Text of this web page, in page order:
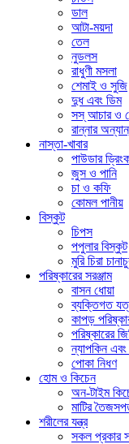
ডাল
আটা-ময়দা
তেল
নুডলস
রাধুণী মসলা
শেমাই ও সুজি
দুধ এবং ডিম
সস্ আচার ও
রান্নার
নাস্তা-খাবার
পাউডার
জুস ও পানি
চা ও কফি
কোমল পানীয়
বিস্কুট
চিপস
পপুলার বিস্কুট
মুরি চিরা
পরিষ্কারের সরঞ্জাম
বাসন ধোয়া
ব্যক্তিগত
কাপড়
পরিষ্কারের
ন্যাপকিন এবং
পোকা নিধণ
হোম ও কিচেন
অন-টাইম
মাটির
শরীলের যন্ত্র
সকল প্রকার